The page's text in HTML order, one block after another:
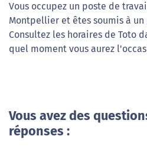
Vous occupez un poste de
Montpellier et êtes soumis à
Consultez les horaires de Toto
quel moment vous aurez
Vous avez des
réponses :